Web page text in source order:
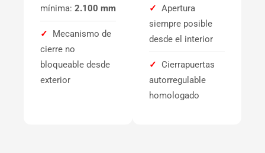
mínima: 2.100 mm
✓
Mecanismo de
cierre no
bloqueable desde
exterior
✓ Apertura
siempre posible
desde el interior
✓
Cierrapuertas
autorregulable
homologado